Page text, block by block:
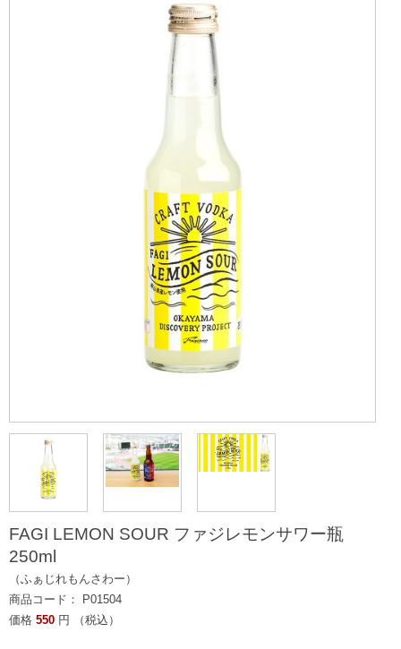
FAGI LEMON SOUR ファジレモンサワー瓶
250ml
（ふぁじれもんさわー）
商品コード： P01504
価格 550 円 （税込）